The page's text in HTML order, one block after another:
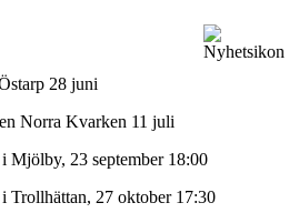
28 juni
Norra Kvarken 11 juli
Mjölby, 23 september 18:00
Trollhättan, 27 oktober 17:30